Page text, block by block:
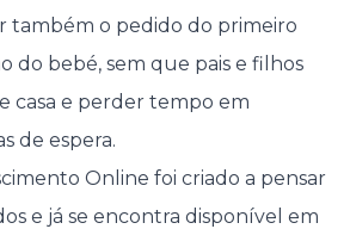
também o pedido do primeiro
do bebé, sem que pais e filhos
casa e perder tempo em
de espera.
Online foi criado a pensar
e já se encontra disponível em